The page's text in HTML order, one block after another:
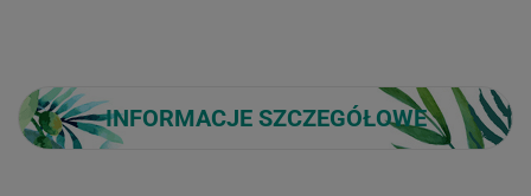
INFORMACJE SZCZEGÓŁOWE